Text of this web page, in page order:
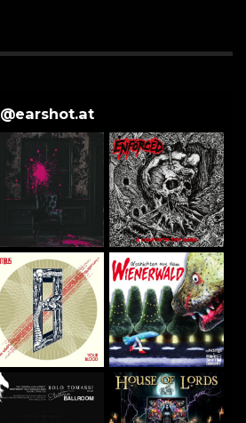
@earshot.at